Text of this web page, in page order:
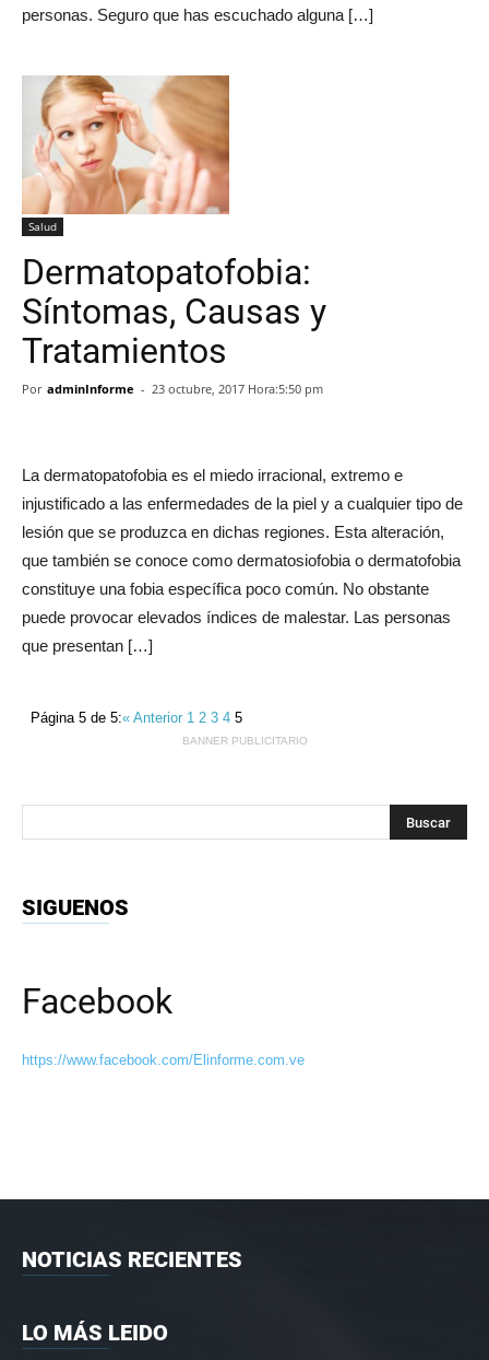
personas. Seguro que has escuchado alguna […]
Salud
Dermatopatofobia:
Síntomas, Causas y
Tratamientos
Por adminInforme - 23 octubre, 2017 Hora:5:50 pm
La dermatopatofobia es el miedo irracional, extremo e
injustificado a las enfermedades de la piel y a cualquier tipo de
lesión que se produzca en dichas regiones. Esta alteración,
que también se conoce como dermatosiofobia o dermatofobia
constituye una fobia específica poco común. No obstante
puede provocar elevados índices de malestar. Las personas
que presentan […]
Página 5 de 5:« Anterior 12345
BANNER PUBLICITARIO
SIGUENOS
Facebook
https://www.facebook.com/Elinforme.com.ve
NOTICIAS RECIENTES
LO MÁS LEIDO